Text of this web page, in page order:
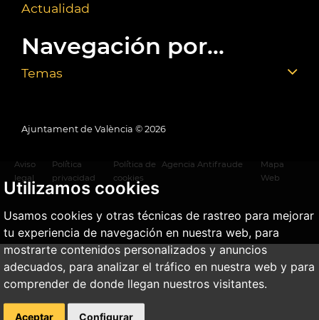
Utilizamos cookies
Usamos cookies y otras técnicas de rastreo para mejorar
tu experiencia de navegación en nuestra web, para
mostrarte contenidos personalizados y anuncios
adecuados, para analizar el tráfico en nuestra web y para
comprender de donde llegan nuestros visitantes.
Aceptar Configurar
Actualidad
Navegación por...
Temas
Ajuntament de València © 2026
Aviso
legal
Política
privacidad
Política de
cookies
Agencia Antifraude
Mapa
Web